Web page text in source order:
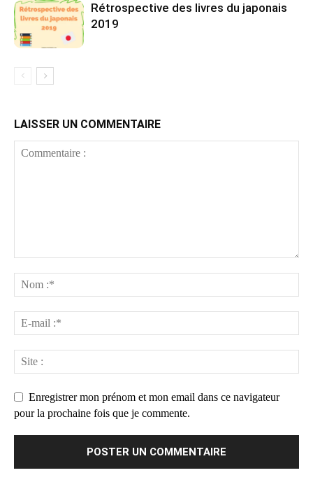
Rétrospective des livres du japonais
2019
LAISSER UN COMMENTAIRE
Enregistrer mon prénom et mon email dans ce navigateur
pour la prochaine fois que je commente.